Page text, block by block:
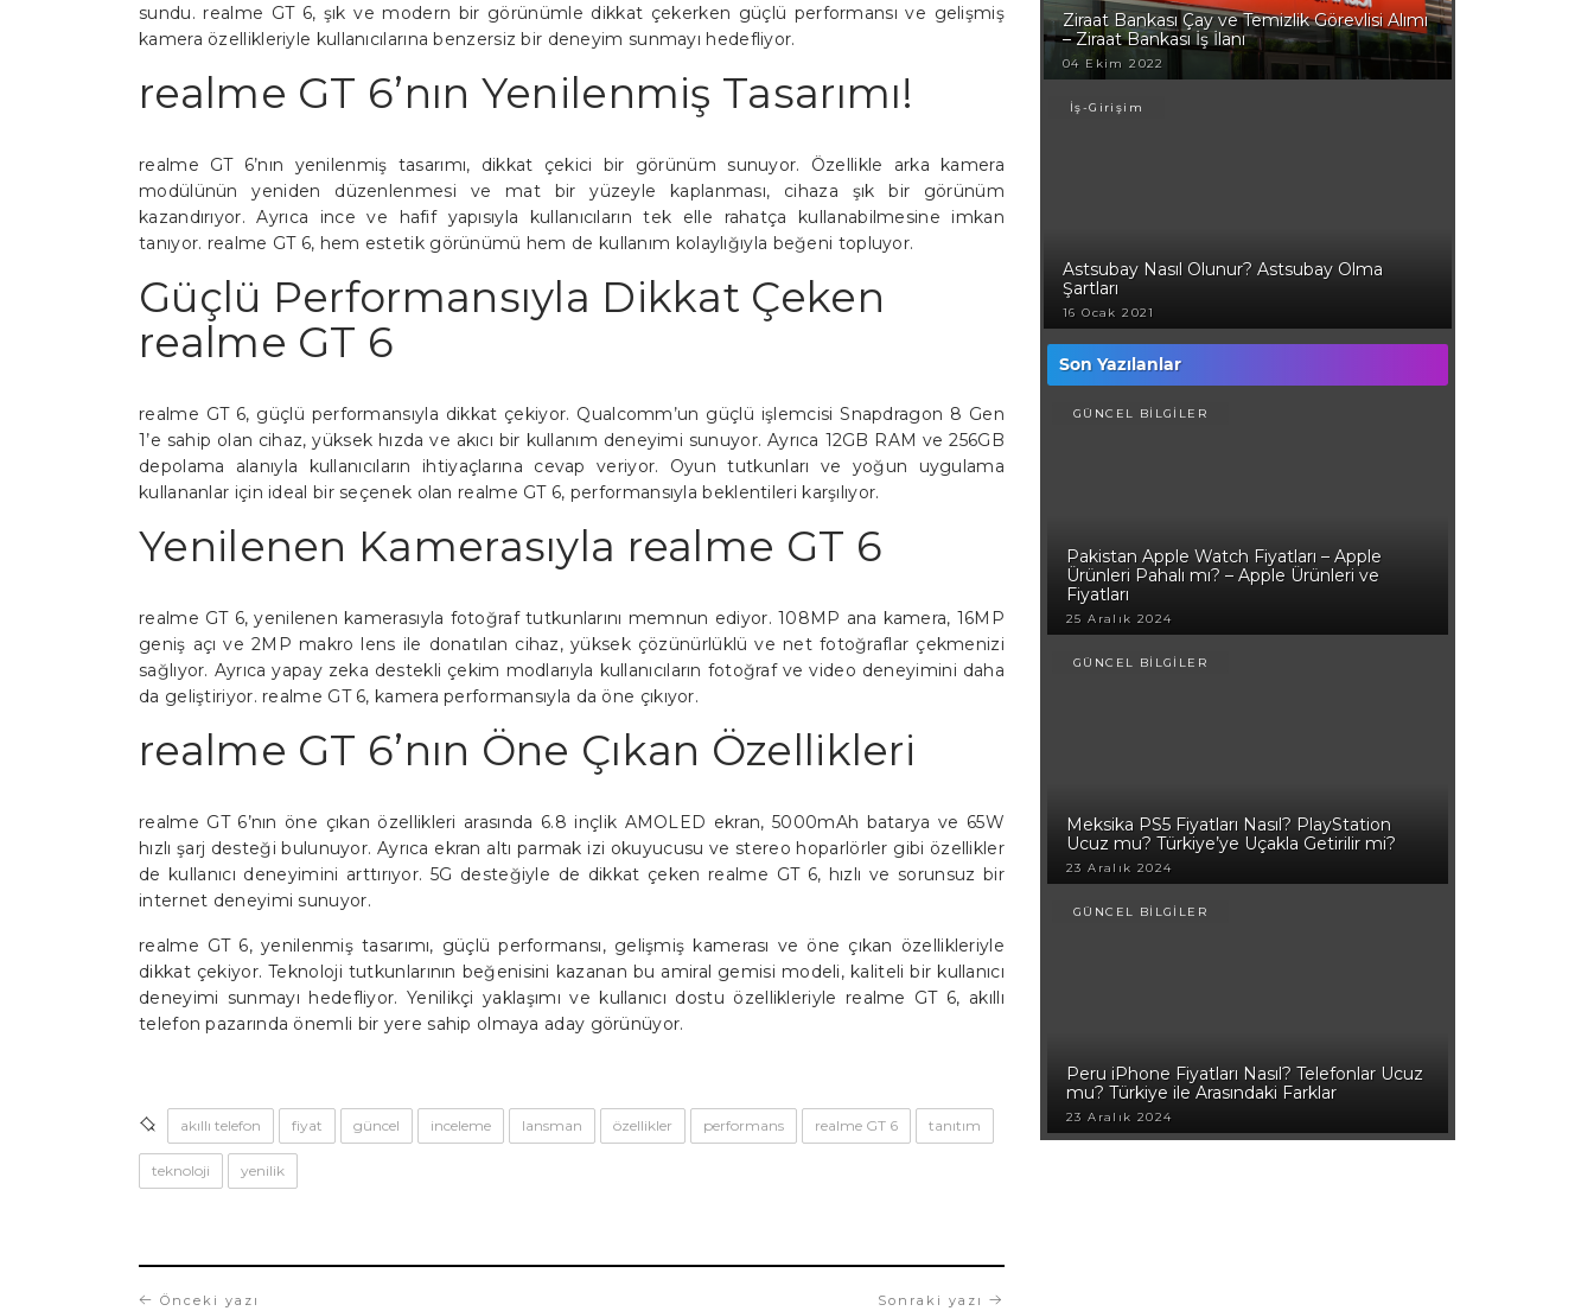
sundu. realme GT 6, şık ve modern bir görünümle dikkat çekerken güçlü performansı ve gelişmiş
kamera özellikleriyle kullanıcılarına benzersiz bir deneyim sunmayı hedefliyor.
realme GT 6’nın Yenilenmiş Tasarımı!
realme GT 6’nın yenilenmiş tasarımı, dikkat çekici bir görünüm sunuyor. Özellikle arka kamera
modülünün yeniden düzenlenmesi ve mat bir yüzeyle kaplanması, cihaza şık bir görünüm
kazandırıyor. Ayrıca ince ve hafif yapısıyla kullanıcıların tek elle rahatça kullanabilmesine imkan
tanıyor. realme GT 6, hem estetik görünümü hem de kullanım kolaylığıyla beğeni topluyor.
Güçlü Performansıyla Dikkat Çeken
realme GT 6
realme GT 6, güçlü performansıyla dikkat çekiyor. Qualcomm’un güçlü işlemcisi Snapdragon 8 Gen
1’e sahip olan cihaz, yüksek hızda ve akıcı bir kullanım deneyimi sunuyor. Ayrıca 12GB RAM ve 256GB
depolama alanıyla kullanıcıların ihtiyaçlarına cevap veriyor. Oyun tutkunları ve yoğun uygulama
kullananlar için ideal bir seçenek olan realme GT 6, performansıyla beklentileri karşılıyor.
Yenilenen Kamerasıyla realme GT 6
realme GT 6, yenilenen kamerasıyla fotoğraf tutkunlarını memnun ediyor. 108MP ana kamera, 16MP
geniş açı ve 2MP makro lens ile donatılan cihaz, yüksek çözünürlüklü ve net fotoğraflar çekmenizi
sağlıyor. Ayrıca yapay zeka destekli çekim modlarıyla kullanıcıların fotoğraf ve video deneyimini daha
da geliştiriyor. realme GT 6, kamera performansıyla da öne çıkıyor.
realme GT 6’nın Öne Çıkan Özellikleri
realme GT 6’nın öne çıkan özellikleri arasında 6.8 inçlik AMOLED ekran, 5000mAh batarya ve 65W
hızlı şarj desteği bulunuyor. Ayrıca ekran altı parmak izi okuyucusu ve stereo hoparlörler gibi özellikler
de kullanıcı deneyimini arttırıyor. 5G desteğiyle de dikkat çeken realme GT 6, hızlı ve sorunsuz bir
internet deneyimi sunuyor.
realme GT 6, yenilenmiş tasarımı, güçlü performansı, gelişmiş kamerası ve öne çıkan özellikleriyle
dikkat çekiyor. Teknoloji tutkunlarının beğenisini kazanan bu amiral gemisi modeli, kaliteli bir kullanıcı
deneyimi sunmayı hedefliyor. Yenilikçi yaklaşımı ve kullanıcı dostu özellikleriyle realme GT 6, akıllı
telefon pazarında önemli bir yere sahip olmaya aday görünüyor.
akıllı telefon fiyat güncel inceleme lansman özellikler performans realme GT 6 tanıtım
teknoloji yenilik
Önceki yazı Sonraki yazı
Ziraat Bankası Çay ve Temizlik Görevlisi Alımı
– Ziraat Bankası İş İlanı
04 Ekim 2022
İş-Girişim
Astsubay Nasıl Olunur? Astsubay Olma
Şartları
16 Ocak 2021
Son Yazılanlar
GÜNCEL BİLGİLER
Pakistan Apple Watch Fiyatları – Apple
Ürünleri Pahalı mı? – Apple Ürünleri ve
Fiyatları
25 Aralık 2024
GÜNCEL BİLGİLER
Meksika PS5 Fiyatları Nasıl? PlayStation
Ucuz mu? Türkiye’ye Uçakla Getirilir mi?
23 Aralık 2024
GÜNCEL BİLGİLER
Peru iPhone Fiyatları Nasıl? Telefonlar Ucuz
mu? Türkiye ile Arasındaki Farklar
23 Aralık 2024